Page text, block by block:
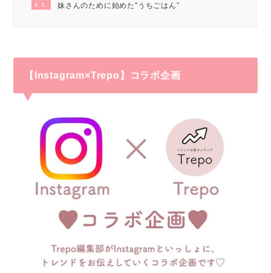
4.1. 妹さんのために始めた”うちごはん”
【Instagram×Trepo】コラボ企画